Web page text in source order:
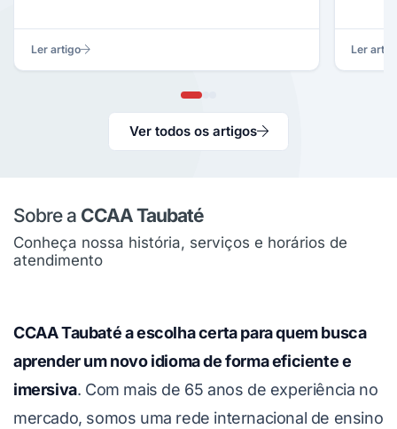
Ler artigo Ler
Ver todos os artigos
Sobre a CCAA Taubaté
Conheça nossa história, serviços e horários de
atendimento
CCAA Taubaté a escolha certa para quem busca
aprender um novo idioma de forma eficiente e
imersiva. Com mais de 65 anos de experiência no
mercado, somos uma rede internacional de ensino